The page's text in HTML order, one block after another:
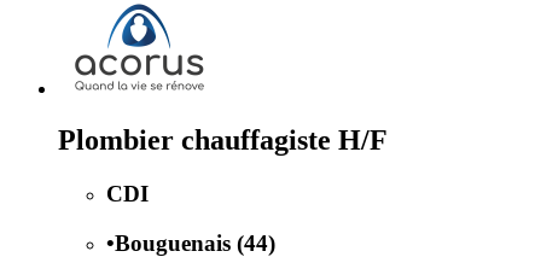
Plombier chauffagiste H/F
CDI
•Bouguenais (44)